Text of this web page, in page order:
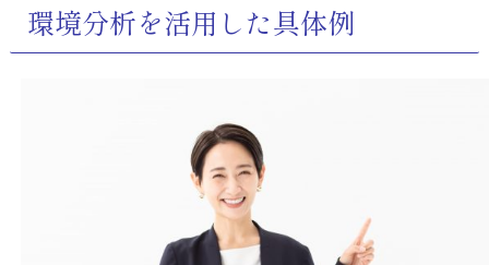
環境分析を活用した具体例